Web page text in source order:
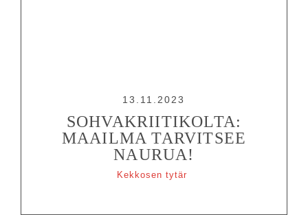
13.11.2023
SOHVAKRIITIKOLTA:
MAAILMA TARVITSEE
NAURUA!
Kekkosen tytär